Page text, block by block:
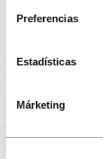
servicios. El
terceros es el
consultar
Preferencias
Estadísticas
Márketing
Hydro
hacia un
La sostenibilidad será
próximos cinco a
de los clientes.
sostenible. Por lo
todas las empresas,